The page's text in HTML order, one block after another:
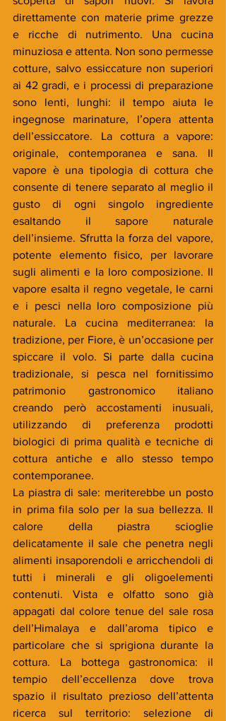
direttamente con materie prime grezze
e ricche di nutrimento. Una cucina
minuziosa e attenta. Non sono permesse
cotture, salvo essiccature non superiori
ai 42 gradi, e i processi di preparazione
sono lenti, lunghi: il tempo aiuta le
ingegnose marinature, l’opera attenta
dell’essiccatore. La cottura a vapore:
originale, contemporanea e sana. Il
vapore è una tipologia di cottura che
consente di tenere separato al meglio il
gusto di ogni singolo ingrediente
esaltando il sapore naturale
dell’insieme. Sfrutta la forza del vapore,
potente elemento fisico, per lavorare
sugli alimenti e la loro composizione. Il
vapore esalta il regno vegetale, le carni
e i pesci nella loro composizione più
naturale. La cucina mediterranea: la
tradizione, per Fiore, è un’occasione per
spiccare il volo. Si parte dalla cucina
tradizionale, si pesca nel fornitissimo
patrimonio gastronomico italiano
creando però accostamenti inusuali,
utilizzando di preferenza prodotti
biologici di prima qualità e tecniche di
cottura antiche e allo stesso tempo
contemporanee.
La piastra di sale: meriterebbe un posto
in prima fila solo per la sua bellezza. Il
calore della piastra scioglie
delicatamente il sale che penetra negli
alimenti insaporendoli e arricchendoli di
tutti i minerali e gli oligoelementi
contenuti. Vista e olfatto sono già
appagati dal colore tenue del sale rosa
dell’Himalaya e dall’aroma tipico e
particolare che si sprigiona durante la
cottura. La bottega gastronomica: il
tempio dell’eccellenza dove trova
spazio il risultato prezioso dell’attenta
ricerca sul territorio: selezione di